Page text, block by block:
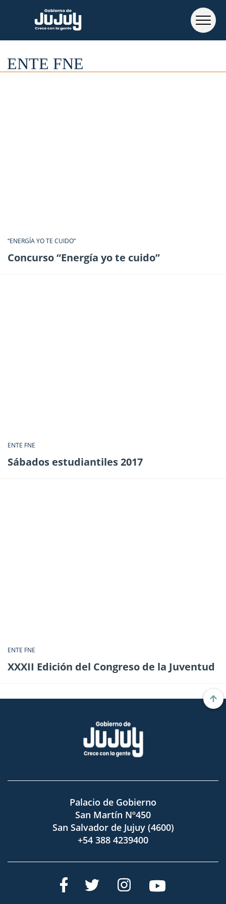
ENTE FNE
“ENERGÍA YO TE CUIDO”
Concurso “Energía yo te cuido”
ENTE FNE
Sábados estudiantiles 2017
ENTE FNE
XXXII Edición del Congreso de la Juventud
Palacio de Gobierno
San Martín Nº450
San Salvador de Jujuy (4600)
+54 388 4239400